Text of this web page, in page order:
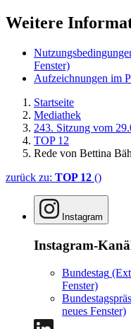
Weitere
Fenster)
Aufzeichnungen im
Startseite
Mediathek
243. Sitzung vom
TOP 12
Rede von Bettina
zurück zu: TOP 12 ()
Instagram
Instagram-
Bundestag
Fenster)
neues Fenster)